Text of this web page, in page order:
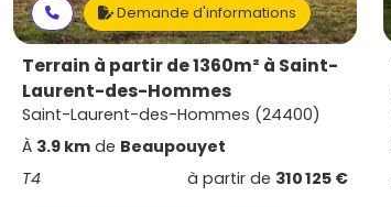
Demande d'informations
Terrain à partir de 1360m² à Saint-
Laurent-des-Hommes
Saint-Laurent-des-Hommes (24400)
À 3.9 km de Beaupouyet
T4
à partir de 310 125 €